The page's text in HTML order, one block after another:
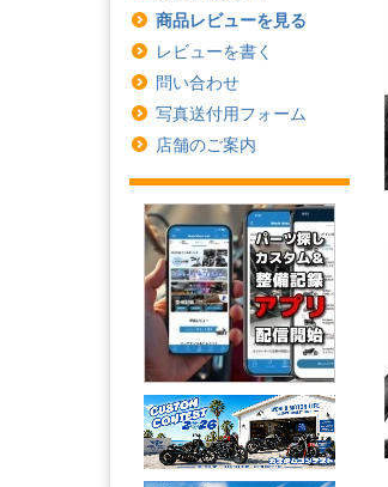
商品レビューを見る
レビューを書く
問い合わせ
写真送付用フォーム
店舗のご案内